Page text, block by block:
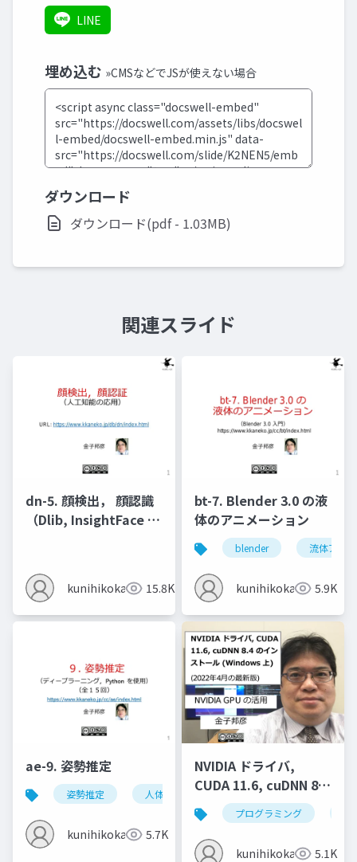
LINE
埋め込む »CMSなどでJSが使えない場合
ダウンロード
ダウンロード(pdf - 1.03MB)
関連スライド
dn-5. 顔検出， 顔認識
（Dlib, InsightFace を
kunihikokaneko15.8K
bt-7. Blender 3.0 の液
体のアニメーション
blender 流体アニ
kunihikokaneko5.9K
ae-9. 姿勢推定
姿勢推定 人体の姿勢推定 頭部の姿勢推定
kunihikokaneko5.7K
NVIDIA ドライバ,
CUDA 11.6, cuDNN 8.4
のインストール
(Windows 上) (2022年
4月の最新版)
プログラミング
kunihikokaneko5.1K